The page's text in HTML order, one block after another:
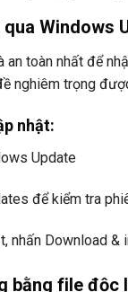
Windows
an toàn nhất để
nghiêm trọng
nhật:
Update
để kiểm tra
nhấn Download
bằng file độc